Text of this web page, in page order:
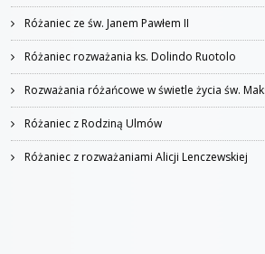
Różaniec ze św. Janem Pawłem II
Różaniec rozważania ks. Dolindo Ruotolo
Rozważania różańcowe w świetle życia św.
Różaniec z Rodziną Ulmów
Różaniec z rozważaniami Alicji Lenczewskiej